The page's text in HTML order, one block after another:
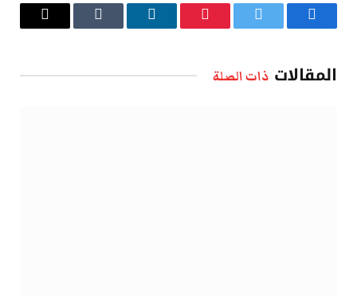
فيسبوك تويتر بينتيريستلينكدإن Tumblr
البريد
المقالات ذات الصلة